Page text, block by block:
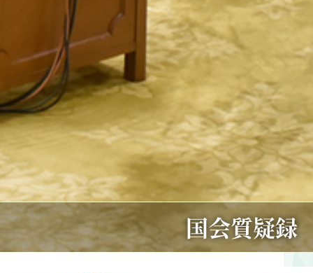
国会質疑録